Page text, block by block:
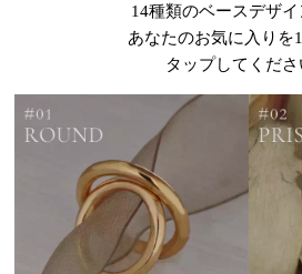
14種類のベースデザイ
あなたのお気に入りを
タップしてくださ